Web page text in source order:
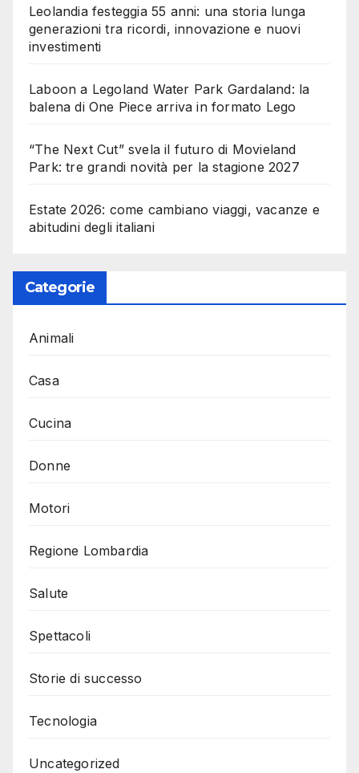
Leolandia festeggia 55 anni: una storia lunga
generazioni tra ricordi, innovazione e nuovi
investimenti
Laboon a Legoland Water Park Gardaland: la
balena di One Piece arriva in formato Lego
“The Next Cut” svela il futuro di Movieland
Park: tre grandi novità per la stagione 2027
Estate 2026: come cambiano viaggi, vacanze e
abitudini degli italiani
Categorie
Animali
Casa
Cucina
Donne
Motori
Regione Lombardia
Salute
Spettacoli
Storie di successo
Tecnologia
Uncategorized